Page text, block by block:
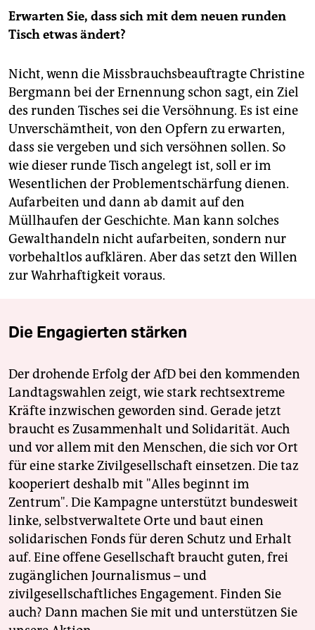
Erwarten Sie, dass sich mit dem neuen runden
Tisch etwas ändert?
Nicht, wenn die Missbrauchsbeauftragte Christine
Bergmann bei der Ernennung schon sagt, ein Ziel
des runden Tisches sei die Versöhnung. Es ist eine
Unverschämtheit, von den Opfern zu erwarten,
dass sie vergeben und sich versöhnen sollen. So
wie dieser runde Tisch angelegt ist, soll er im
Wesentlichen der Problementschärfung dienen.
Aufarbeiten und dann ab damit auf den
Müllhaufen der Geschichte. Man kann solches
Gewalthandeln nicht aufarbeiten, sondern nur
vorbehaltlos aufklären. Aber das setzt den Willen
zur Wahrhaftigkeit voraus.
Die Engagierten stärken
Der drohende Erfolg der AfD bei den kommenden
Landtagswahlen zeigt, wie stark rechtsextreme
Kräfte inzwischen geworden sind. Gerade jetzt
braucht es Zusammenhalt und Solidarität. Auch
und vor allem mit den Menschen, die sich vor Ort
für eine starke Zivilgesellschaft einsetzen. Die taz
kooperiert deshalb mit "Alles beginnt im
Zentrum". Die Kampagne unterstützt bundesweit
linke, selbstverwaltete Orte und baut einen
solidarischen Fonds für deren Schutz und Erhalt
auf. Eine offene Gesellschaft braucht guten, frei
zugänglichen Journalismus – und
zivilgesellschaftliches Engagement. Finden Sie
auch? Dann machen Sie mit und unterstützen Sie